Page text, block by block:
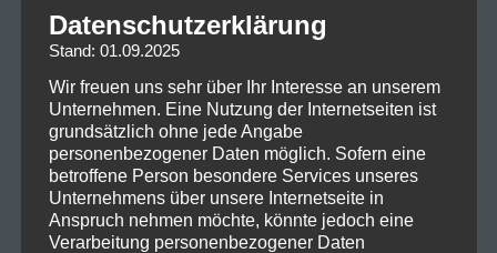
Aufmerksamkeit. Ihr unverkennbarer Mix aus harten
Riffs, Rap-Parts und catchy Refrains war seiner Zeit
voraus – und klingt heute aktueller denn je.
Das letzte Album „HBLX“ erschien vor gut 10 Jahren.
Ob es neue Songs geben wird, bleibt vorerst offen –
sicher ist jedoch: WerH-Blockx live erlebt, darf sich
auf eine energiegeladene Show mit jeder Menge
Nostalgie, Schweiß und Crowd-Akrobatik freuen. Zeit,
Datenschutzerklärung
Stand: 01.09.2025
Wir freuen uns sehr über Ihr Interesse an unserem
Unternehmen. Eine Nutzung der Internetseiten ist
grundsätzlich ohne jede Angabe
personenbezogener Daten möglich. Sofern eine
betroffene Person besondere Services unseres
Unternehmens über unsere Internetseite in
Anspruch nehmen möchte, könnte jedoch eine
Verarbeitung personenbezogener Daten